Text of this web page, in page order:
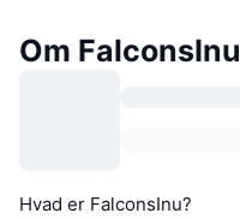
Om FalconsInu
Hvad er FalconsInu?